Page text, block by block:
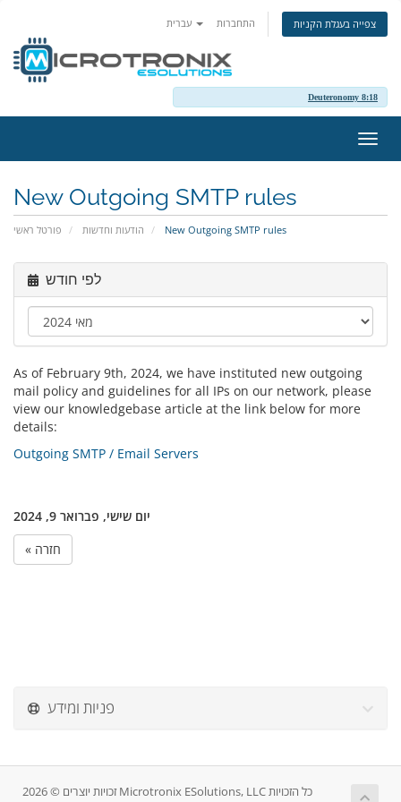
התחברות צפייה בעגלת הקניות
Deuteronomy 8:18
ניווט
New Outgoing SMTP rules
פורטל ראשי הודעות וחדשות New Outgoing SMTP rules
לפי חודש
As of February 9th, 2024, we have instituted new outgoing
mail policy and guidelines for all IPs on our network, please
view our knowledgebase article at the link below for more
details:
Outgoing SMTP / Email Servers
יום שישי, פברואר 9, 2024
« חזרה
פניות ומידע
זכויות יוצרים © 2026 Microtronix ESolutions, LLC כל הזכויות